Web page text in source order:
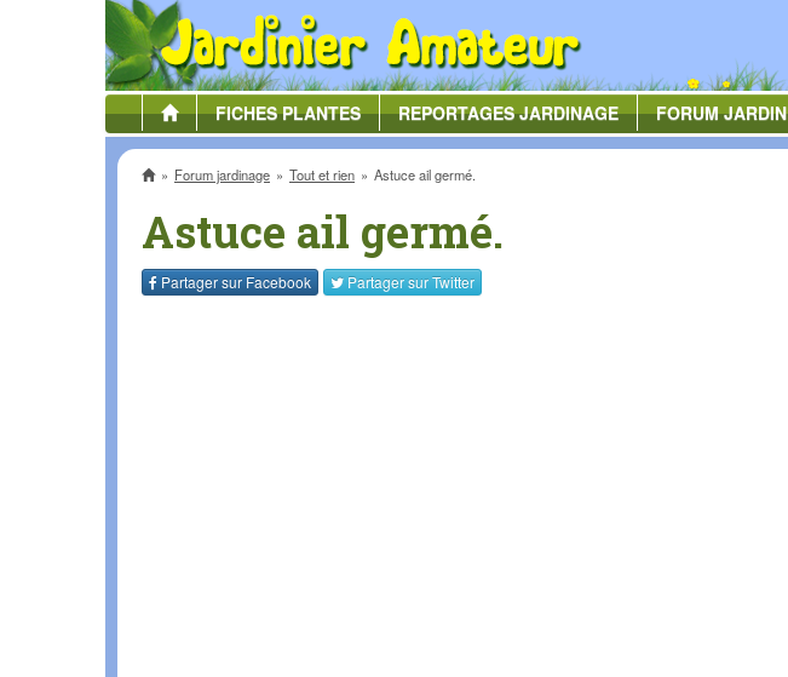
FICHESPLANTES REPORTAGESJARDINAGE FORUMJARDIN
AccueilForum jardinage Tout et rien Astuce ail germé.
Astuce ail germé.
Partager sur Facebook Partager surTwitter